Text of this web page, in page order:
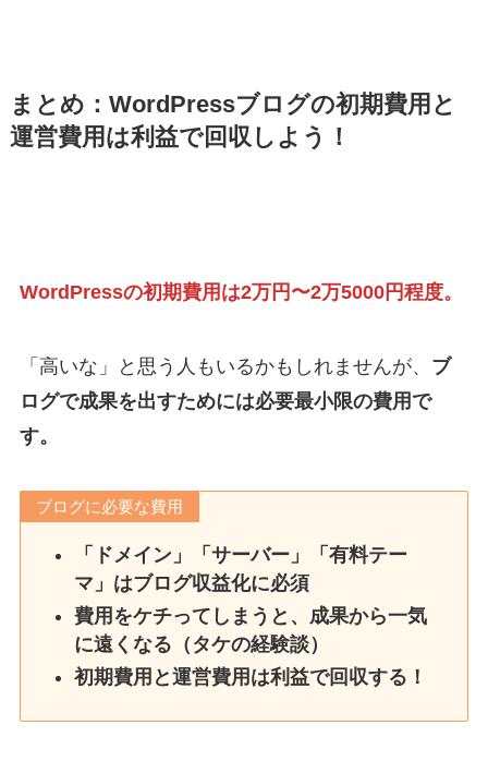
まとめ：WordPressブログの初期費用と
運営費用は利益で回収しよう！
WordPressの初期費用は2万円〜2万5000円程度。
「高いな」と思う人もいるかもしれませんが、 ブ
ログで成果を出すためには必要最小限の費用で
す。
ブログに必要な費用
「ドメイン」「サーバー」「有料テー
マ」はブログ収益化に必須
費用をケチってしまうと、成果から一気
に遠くなる（タケの経験談）
初期費用と運営費用は利益で回収する！